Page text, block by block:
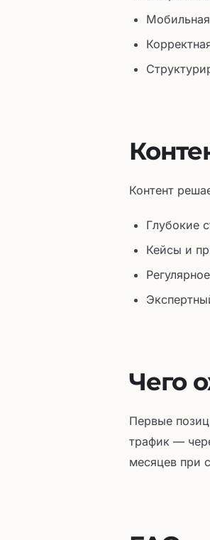
Контент
Глубокие
Кейсы и
Чего
Первые
трафик —
месяцев при